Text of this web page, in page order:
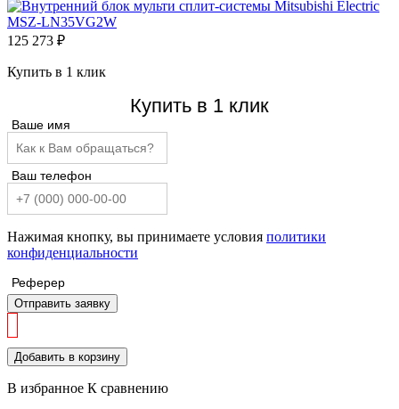
125 273 ₽
Купить в 1 клик
Купить в 1 клик
Ваше имя
Ваш телефон
Нажимая кнопку, вы принимаете условия политики
конфиденциальности
Реферер
Отправить заявку
Добавить в корзину
В избранное К сравнению